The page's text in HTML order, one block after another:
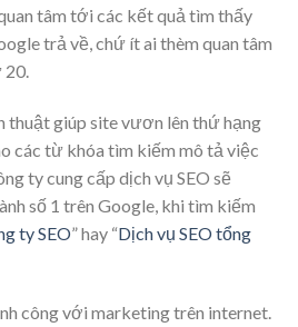
tâm tới các kết quả tìm thấy
trả về, chứ ít ai thèm quan tâm
20.
thuật giúp site vươn lên thứ hạng
các từ khóa tìm kiếm mô tả việc
ty cung cấp dịch vụ SEO sẽ
số 1 trên Google, khi tìm kiếm
ty SEO” hay “Dịch vụ SEO tổng
công với marketing trên internet.